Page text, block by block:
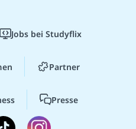
Jobs bei Studyflix
Partner
Presse